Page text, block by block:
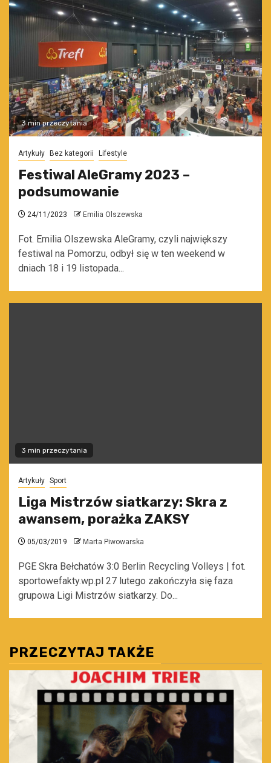
3 min przeczytania
Artykuły Bez kategorii Lifestyle
Festiwal AleGramy 2023 –
podsumowanie
24/11/2023 Emilia Olszewska
Fot. Emilia Olszewska AleGramy, czyli największy
festiwal na Pomorzu, odbył się w ten weekend w
dniach 18 i 19 listopada...
3 min przeczytania
Artykuły Sport
Liga Mistrzów siatkarzy: Skra z
awansem, porażka ZAKSY
05/03/2019 Marta Piwowarska
PGE Skra Bełchatów 3:0 Berlin Recycling Volleys | fot.
sportowefakty.wp.pl 27 lutego zakończyła się faza
grupowa Ligi Mistrzów siatkarzy. Do...
PRZECZYTAJ TAKŻE